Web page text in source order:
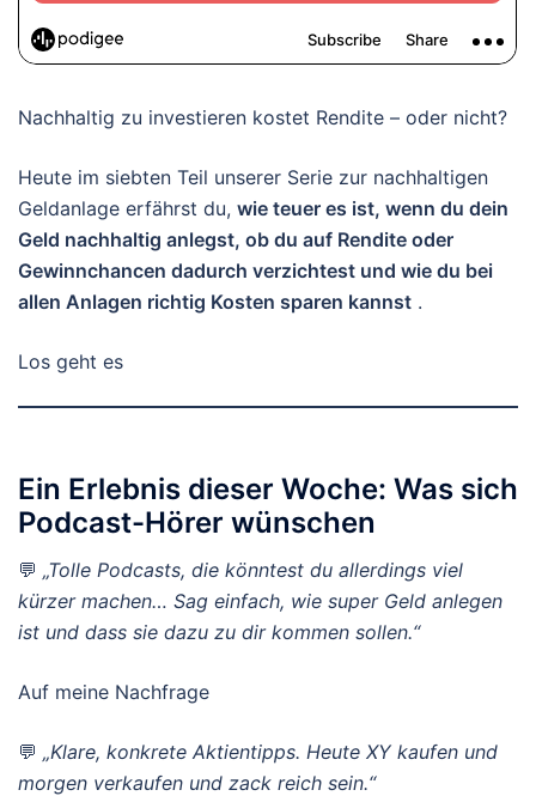
Nachhaltig zu investieren kostet Rendite – oder nicht?
Heute im siebten Teil unserer Serie zur nachhaltigen
Geldanlage erfährst du, wie teuer es ist, wenn du dein
Geld nachhaltig anlegst, ob du auf Rendite oder
Gewinnchancen dadurch verzichtest und wie du bei
allen Anlagen richtig Kosten sparen kannst .
Los geht es
Ein Erlebnis dieser Woche: Was sich
Podcast-Hörer wünschen
💬 „Tolle Podcasts, die könntest du allerdings viel
kürzer machen… Sag einfach, wie super Geld anlegen
ist und dass sie dazu zu dir kommen sollen.“
Auf meine Nachfrage
💬 „Klare, konkrete Aktientipps. Heute XY kaufen und
morgen verkaufen und zack reich sein.“